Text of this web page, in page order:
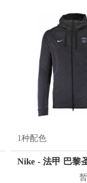
1种配色